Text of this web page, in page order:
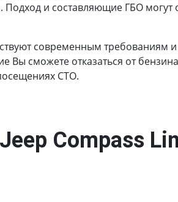
и составляющие ГБО могут
современным требованиям
Вы сможете отказаться от
СТО.
Compass